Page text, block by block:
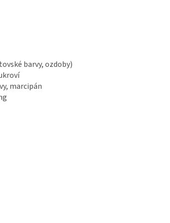
barvy, ozdoby)
marcipán